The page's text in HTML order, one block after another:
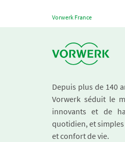
Vorwerk France
Depuis plus de 140
Vorwerk séduit le
innovants et de
quotidien, et
et confort de vie.